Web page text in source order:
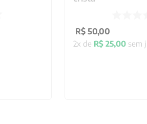
R$ 50,00
2x de R$ 25,00sem